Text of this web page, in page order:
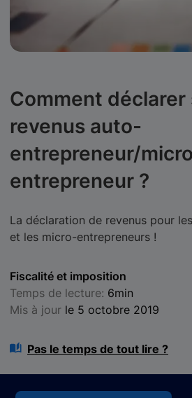
Comment déclarer
revenus auto-
entrepreneur/
entrepreneur ?
La déclaration de revenus pour
et les micro-entrepreneurs !
Fiscalité et imposition
Temps de lecture: 6min
Mis à jour le 5 octobre 2019
Pas le temps de tout lire ?